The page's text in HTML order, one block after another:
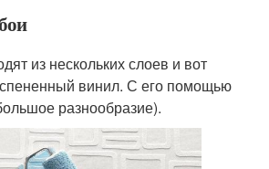
из нескольких слоев и вот
винил. С его помощью
разнообразие).